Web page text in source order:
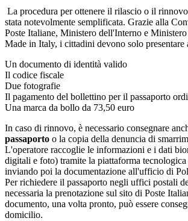
La procedura per ottenere il rilascio o il
stata notevolmente semplificata. Grazie alla
Poste Italiane, Ministero dell'Interno e
Made in Italy, i cittadini devono solo presentare
Un documento di identità valido
Il codice fiscale
Due fotografie
Il pagamento del bollettino per il passaporto
Una marca da bollo da 73,50 euro
In caso di rinnovo, è necessario consegnare
passaporto o la copia della denuncia di
L'operatore raccoglie le informazioni e i dati
digitali e foto) tramite la piattaforma
inviando poi la documentazione all'ufficio di
Per richiedere il passaporto negli uffici postali
necessaria la prenotazione sul sito di Poste
documento, una volta pronto, può essere
domicilio.